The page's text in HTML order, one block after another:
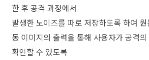
한 후 공격 과정에서
발생한 노이즈를 따로 저장하도록 하여
동 이미지의 출력을 통해 사용자가 공격
확인할 수 있도록